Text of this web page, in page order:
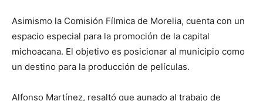
Asimismo la Comisión Fílmica de Morelia, cuenta con un
espacio especial para la promoción de la capital
michoacana. El objetivo es posicionar al municipio como
un destino para la producción de películas.
Alfonso Martínez, resaltó que aunado al trabajo de